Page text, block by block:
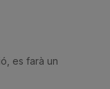
es farà un